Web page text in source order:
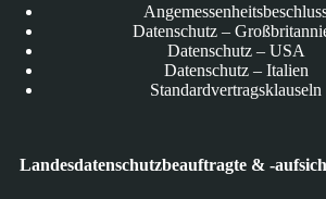
Datenschutz –
Datenschutz – USA
Datenschutz – Italien
Standardvertragsklauseln
Landesdatenschutzbeauftragte & -